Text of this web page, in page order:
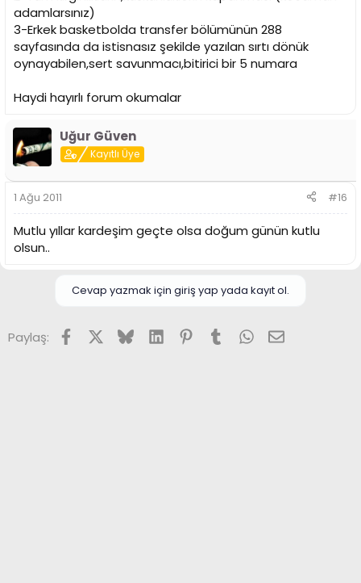
adamlarsınız)
3-Erkek basketbolda transfer bölümünün 288
sayfasında da istisnasız şekilde yazılan sırtı dönük
oynayabilen,sert savunmacı,bitirici bir 5 numara
Haydi hayırlı forum okumalar
Uğur Güven
Kayıtlı Üye
1 Ağu 2011 #16
Mutlu yıllar kardeşim geçte olsa doğum günün kutlu
olsun..
Cevap yazmak için giriş yap yada kayıt ol.
Paylaş: FacebookX (Twitter)
BlueskyLinkedInPinterest
TumblrWhatsApp
E-posta